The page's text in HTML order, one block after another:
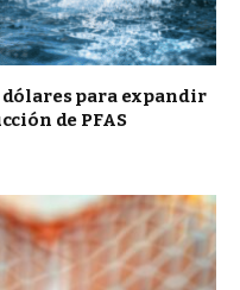
para expandir
de PFAS